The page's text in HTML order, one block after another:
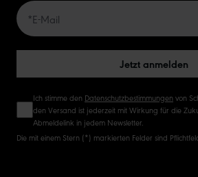
Jetzt anmelden
Ich stimme den Datenschutzbestimmungen von
den Versand ist jederzeit mit Wirkung für die
Abmeldelink in jedem Newsletter.
Die mit einem Stern (*) markierten Felder sind